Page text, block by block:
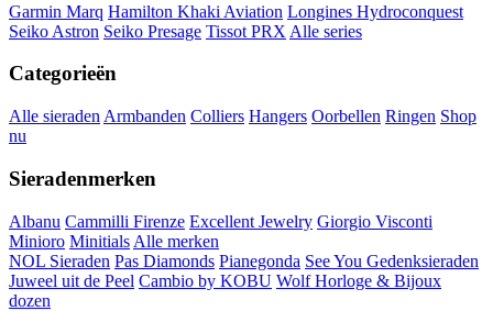
Garmin Marq Hamilton Khaki Aviation Longines Hydroconquest
Seiko Astron Seiko Presage Tissot PRX Alle series
Categorieën
Alle sieraden Armbanden Colliers Hangers Oorbellen Ringen Shop
nu
Sieradenmerken
Albanu Cammilli Firenze Excellent Jewelry Giorgio Visconti
Minioro Minitials Alle merken
NOL Sieraden Pas Diamonds Pianegonda See You Gedenksieraden
Juweel uit de Peel Cambio by KOBU Wolf Horloge & Bijoux
dozen